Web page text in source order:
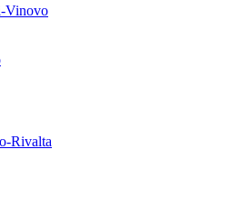
Vinovo
Rivalta